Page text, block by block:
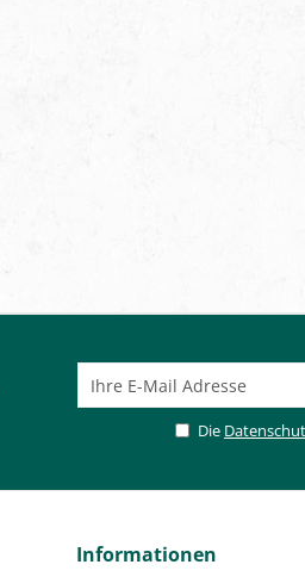
Die
Informationen